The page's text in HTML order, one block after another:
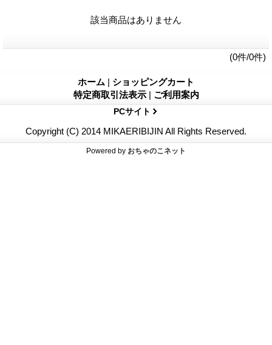
該当商品はありません
(0件/0件)
ホーム | ショッピングカート
特定商取引法表示 | ご利用案内
PCサイト
Copyright (C) 2014 MIKAERIBIJIN All Rights Reserved.
Powered by おちゃのこネット